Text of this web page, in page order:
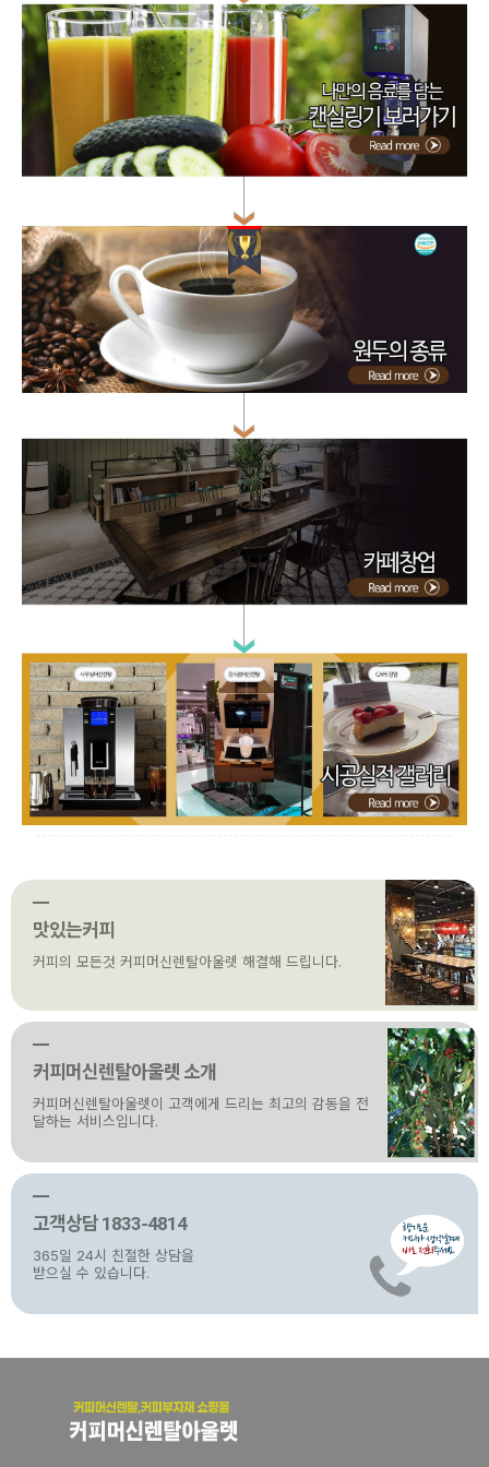
맛있는커피
커피의 모든것 커피머신렌탈아울렛 해결해 드립니다.
커피머신렌탈아울렛 소개
커피머신렌탈아울렛이 고객에게 드리는 최고의 감동을 전
달하는 서비스입니다.
고객상담 1833-4814
365일 24시 친절한 상담을
받으실 수 있습니다.